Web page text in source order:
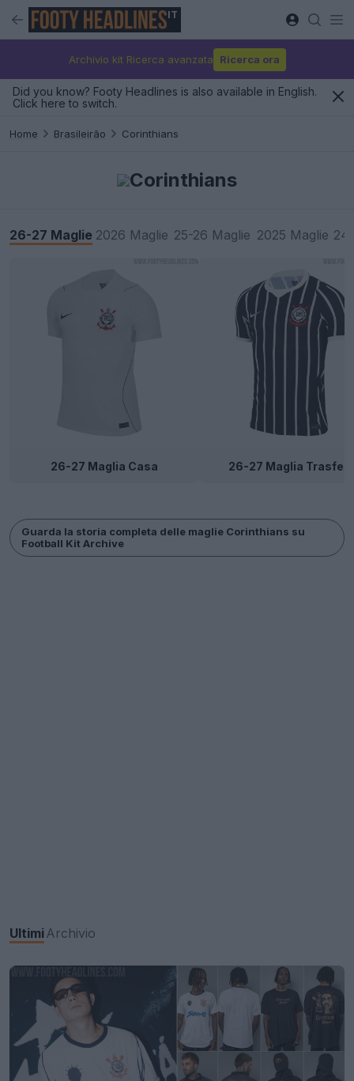
IT
Archivio kit Ricerca avanzata Ricerca ora
Did you know? Footy Headlines is also available in English.
Click here to switch.
Home Brasileirão Corinthians
Corinthians
26-27 Maglie 2026 Maglie 25-26 Maglie 2025 Maglie
26-27 Maglia Casa 26-27 Maglia
Guarda la storia completa delle maglie Corinthians su
Football Kit Archive
UltimiArchivio